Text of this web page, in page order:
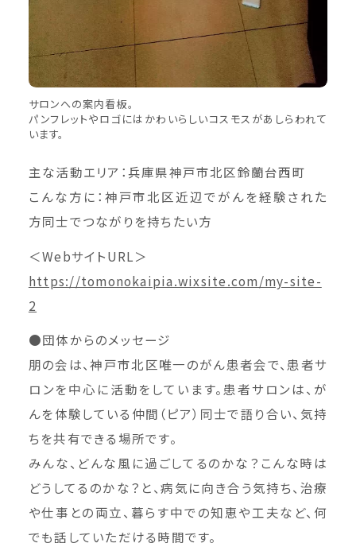
サロンへの案内看板。
パンフレットやロゴにはかわいらしいコスモスがあしらわれて
います。
主な活動エリア：兵庫県神戸市北区鈴蘭台西町
こんな方に：神戸市北区近辺でがんを経験された
方同士でつながりを持ちたい方
＜WebサイトURL＞
https://tomonokaipia.wixsite.com/my-site-
2
●団体からのメッセージ
朋の会は、神戸市北区唯一のがん患者会で、患者サ
ロンを中心に活動をしています。患者サロンは、が
んを体験している仲間（ピア）同士で語り合い、気持
ちを共有できる場所です。
みんな、どんな風に過ごしてるのかな？こんな時は
どうしてるのかな？と、病気に向き合う気持ち、治療
や仕事との両立、暮らす中での知恵や工夫など、何
でも話していただける時間です。